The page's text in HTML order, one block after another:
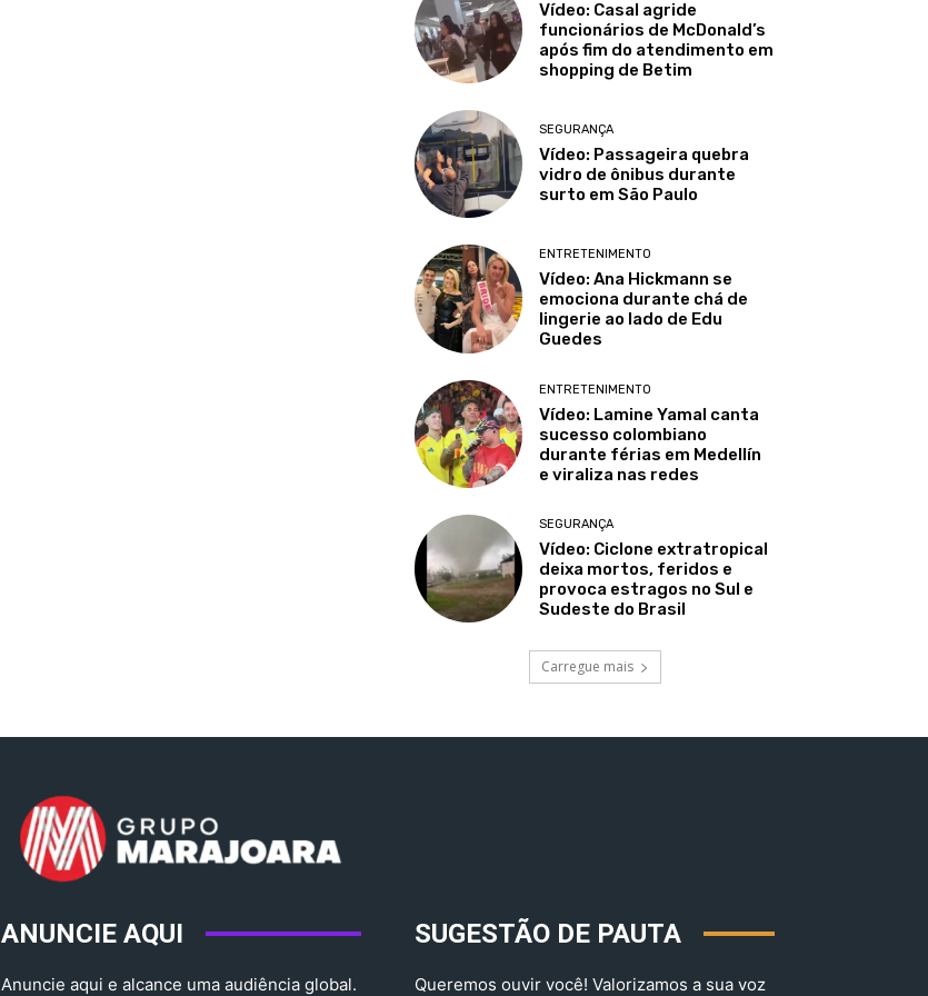
Vídeo: Casal agride
funcionários de McDonald’s
após fim do atendimento em
shopping de Betim
SEGURANÇA
Vídeo: Passageira quebra
vidro de ônibus durante
surto em São Paulo
ENTRETENIMENTO
Vídeo: Ana Hickmann se
emociona durante chá de
lingerie ao lado de Edu
Guedes
ENTRETENIMENTO
Vídeo: Lamine Yamal canta
sucesso colombiano
durante férias em Medellín
e viraliza nas redes
SEGURANÇA
Vídeo: Ciclone extratropical
deixa mortos, feridos e
provoca estragos no Sul e
Sudeste do Brasil
Carregue mais
ANUNCIE AQUI
Anuncie aqui e alcance uma audiência global.
SUGESTÃO DE PAUTA
Queremos ouvir você! Valorizamos a sua voz